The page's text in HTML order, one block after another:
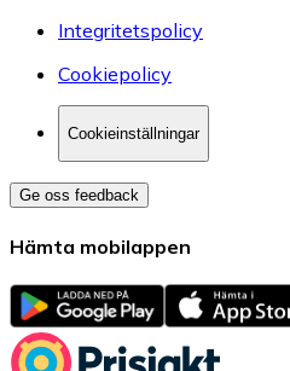
Integritetspolicy
Cookiepolicy
Cookieinställningar
Ge oss feedback
Hämta mobilappen